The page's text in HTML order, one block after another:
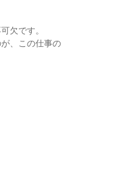
欠です。
、この仕事の